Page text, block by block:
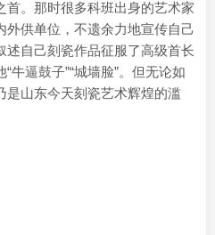
首。那时很多科班出身的艺术家
供单位，不遗余力地宣传自己
述自己刻瓷作品征服了高级首长
牛逼鼓子”“城墙脸”。但无论如
是山东今天刻瓷艺术辉煌的滥